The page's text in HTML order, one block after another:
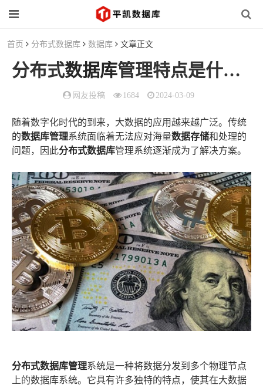
首页 分布式数据库 数据库 文章正文
分布式数据库管理特点是什么？
网友投稿 1684 2024-03-09
随着数字化时代的到来，大数据的应用越来越广泛。传统
的数据库管理系统面临着无法应对海量数据存储和处理的
问题，因此分布式数据库管理系统逐渐成为了解决方案。
分布式数据库管理系统是一种将数据分发到多个物理节点
上的数据库系统。它具有许多独特的特点，使其在大数据